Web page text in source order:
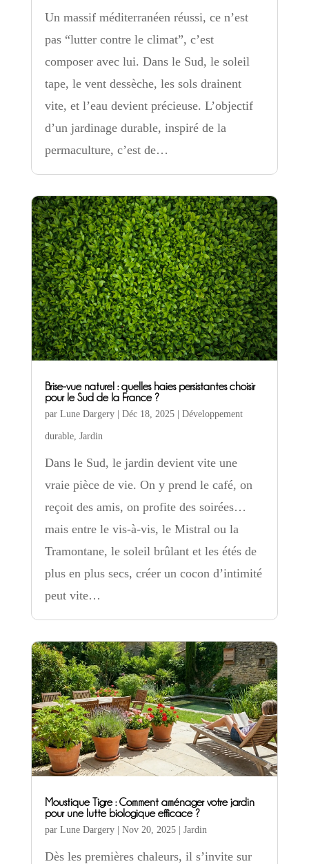
Un massif méditerranéen réussi, ce n’est
pas “lutter contre le climat”, c’est
composer avec lui. Dans le Sud, le soleil
tape, le vent dessèche, les sols drainent
vite, et l’eau devient précieuse. L’objectif
d’un jardinage durable, inspiré de la
permaculture, c’est de…
Brise-vue naturel : quelles haies persistantes choisir
pour le Sud de la France ?
par Lune Dargery| Déc 18, 2025| Développement
durable, Jardin
Dans le Sud, le jardin devient vite une
vraie pièce de vie. On y prend le café, on
reçoit des amis, on profite des soirées…
mais entre le vis-à-vis, le Mistral ou la
Tramontane, le soleil brûlant et les étés de
plus en plus secs, créer un cocon d’intimité
peut vite…
Moustique Tigre : Comment aménager votre jardin
pour une lutte biologique efficace ?
par Lune Dargery| Nov 20, 2025| Jardin
Dès les premières chaleurs, il s’invite sur